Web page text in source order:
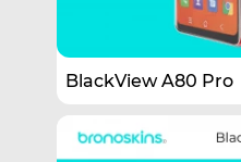
BlackView A80 Pro